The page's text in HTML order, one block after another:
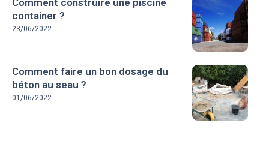
container ?
23/06/2022
Comment faire un bon dosage du
béton au seau ?
01/06/2022